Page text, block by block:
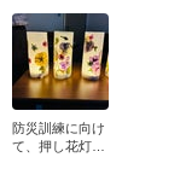
防災訓練に向け
て、押し花灯篭